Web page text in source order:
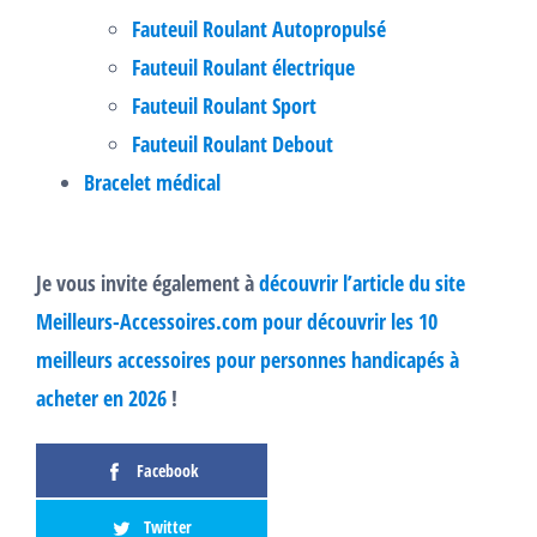
Fauteuil Roulant Autopropulsé
Fauteuil Roulant électrique
Fauteuil Roulant Sport
Fauteuil Roulant Debout
Bracelet médical
Je vous invite également àdécouvrir l’article du site
Meilleurs-Accessoires.com pour découvrir les 10
meilleurs accessoires pour personnes handicapés à
acheter en 2026 !
Facebook
Twitter